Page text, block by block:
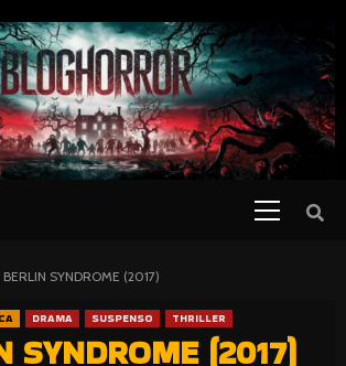
BERLIN SYNDROME (2017)
DRAMA SUSPENSO THRILLER
SYNDROME (2017)